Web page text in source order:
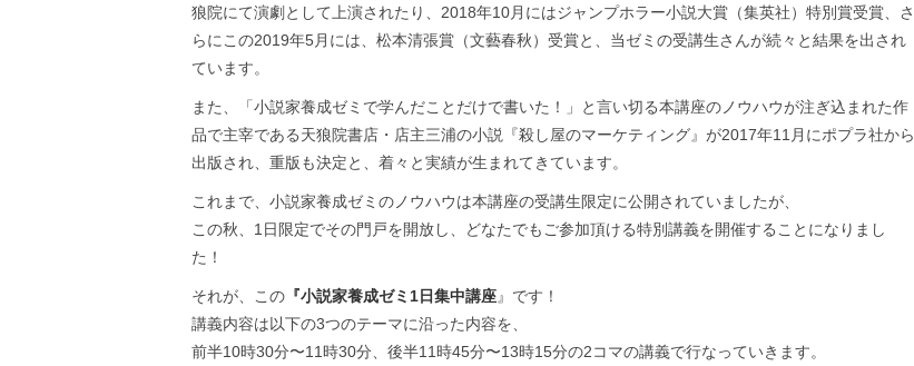
狼院にて演劇として上演されたり、2018年10月にはジャンプホラー小説大賞（集英社）特別賞受賞、さ
らにこの2019年5月には、松本清張賞（文藝春秋）受賞と、当ゼミの受講生さんが続々と結果を出され
ています。
また、「小説家養成ゼミで学んだことだけで書いた！」と言い切る本講座のノウハウが注ぎ込まれた作
品で主宰である天狼院書店・店主三浦の小説『殺し屋のマーケティング』が2017年11月にポプラ社から
出版され、重版も決定と、着々と実績が生まれてきています。
これまで、小説家養成ゼミのノウハウは本講座の受講生限定に公開されていましたが、
この秋、1日限定でその門戸を開放し、どなたでもご参加頂ける特別講義を開催することになりまし
た！
それが、この 『小説家養成ゼミ1日集中講座』です！
講義内容は以下の3つのテーマに沿った内容を、
前半10時30分〜11時30分、後半11時45分〜13時15分の2コマの講義で行なっていきます。